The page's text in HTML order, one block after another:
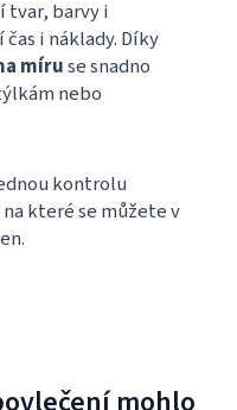
tvar, barvy i
i náklady. Díky
míruse snadno
nebo
kontrolu
které se můžete v